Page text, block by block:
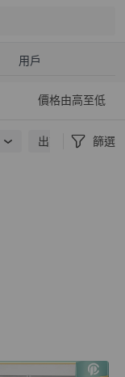
用戶
價格由高至低
出貨地點 篩選